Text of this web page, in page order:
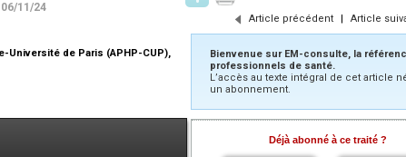
11/24
Université de Paris (APHP-CUP),
Article précédent | Article
Bienvenue sur EM-consulte, la
professionnels de santé.
L’accès au texte intégral de cet article
un abonnement.
Déjà abonné à ce traité ?